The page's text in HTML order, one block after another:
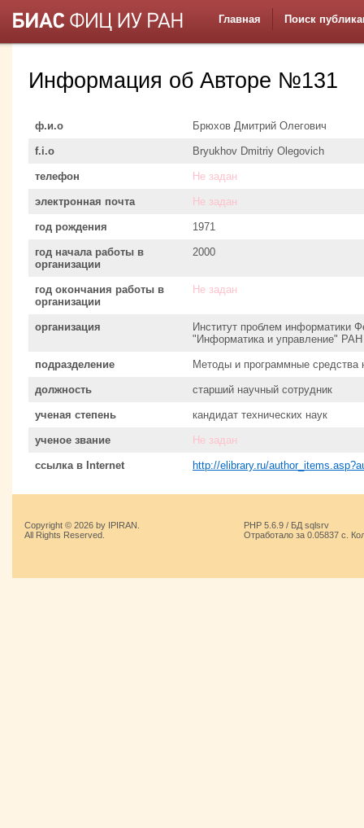
Главная Поиск
Информация об Авторе №131
ф.и.о Брюхов Дмитрий Олегович
f.i.o Bryukhov Dmitriy Olegovich
телефон Не задан
электронная почта Не задан
год рождения 1971
год начала работы в
организации
2000
год окончания работы в
организации
Не задан
организация
Институт проблем информатики
"Информатика и управление" РАН
подразделение Методы и программные средства
должность старший научный сотрудник
ученая степень кандидат технических наук
ученое звание Не задан
ссылка в Internet http://elibrary.ru/
Copyright © 2026 by IPIRAN.
All Rights Reserved.
PHP 5.6.9 / БД sqlsrv
Отработало за 0.05837 с.